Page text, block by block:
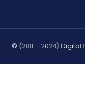
© (2011 - 2024) Digital